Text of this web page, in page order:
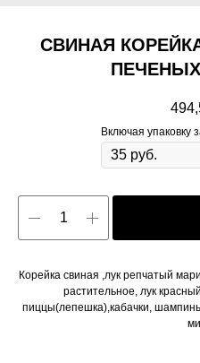
СВИНАЯ
Включая упаковку
Корейка свиная ,лук репчатый
растительное, лук
пиццы(лепешка),кабачки,